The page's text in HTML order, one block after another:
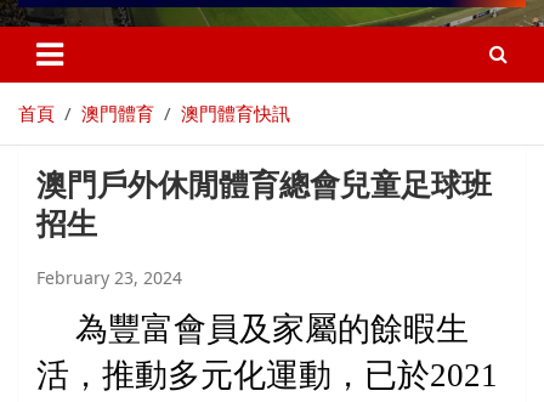
首頁 澳門體育 澳門體育快訊
澳門戶外休閒體育總會兒童足球班
招生
February 23, 2024
為豐富會員及家屬的餘暇生
活，推動多元化運動，已於2021